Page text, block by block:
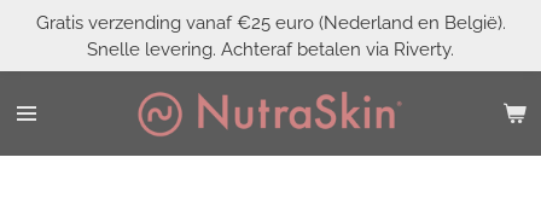
Passer
contenu
principal
Gratis verzending vanaf €25 euro (Nederland en België).
Snelle levering. Achteraf betalen via Riverty.